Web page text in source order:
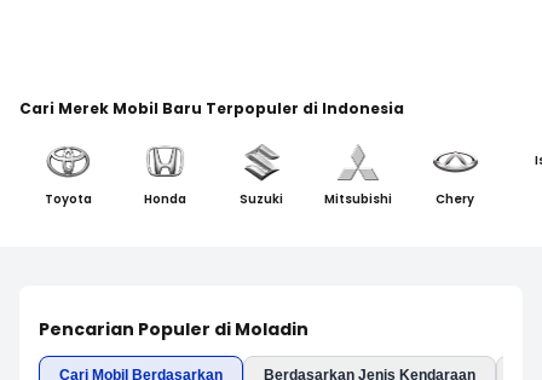
Cari Merek Mobil Baru Terpopuler di Indonesia
Toyota Honda Suzuki Mitsubishi Chery
Pencarian Populer di Moladin
Cari Mobil Berdasarkan Berdasarkan Jenis Kendaraan